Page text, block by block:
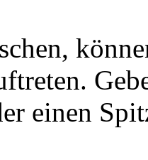
einen